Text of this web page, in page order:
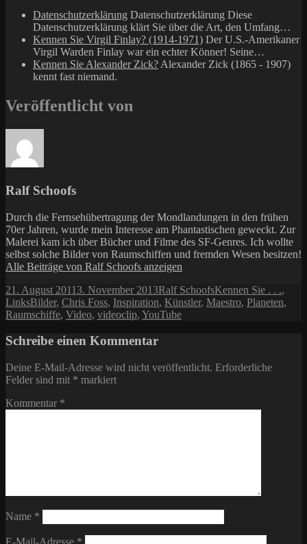
Datenschutzerklärung Datenschutzerklärung Diese
Datenschutzerklärung klärt Sie über die Art, den Umfang…
Kennen Sie Virgil Finlay? (1914-1971) Der U.S.-Amerikaner
Virgil Warden Finlay war ein echter Könner! Seine…
Kennen Sie Alexander Zick? Alexander Zick (1865 - 1907)
kennt fast niemand.
Veröffentlicht von
Ralf Schoofs
Durch die Fernsehübertragung der Mondlandungen in den frühen
70er Jahren, wurde mein Interesse am Phantastischen geweckt. Zur
Malerei kam ich über Bücher und Filme des SF-Genres. Ich wollte
selbst solche Bilder von Raumschiffen und fremden Wesen besitzen!
Alle Beiträge von Ralf Schoofs anzeigen
Veröffentlicht
am
21. August 2011 3. November 2013Autor
Ralf SchoofsKategorien
Kennen Sie . . .,
LinksSchlagwörter
Bilder, Chris Foss, Inspiration, Künstler, Maestro, Planeten,
Raumschiffe, Video, videoclip, YouTube
Schreibe einen Kommentar
Deine E-Mail-Adresse wird nicht veröffentlicht. Erforderliche
Felder sind mit * markiert
Kommentar *
Name *
E-Mail-Adresse *